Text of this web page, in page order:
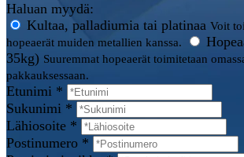
Haluan myydä:
Kultaa, palladiumia tai platinaa Voit
hopeaerät muiden metallien kanssa.
35kg) Suuremmat hopeaerät toimitetaan
pakkauksessaan.
Etunimi *
Sukunimi *
Lähiosoite *
Postinumero *